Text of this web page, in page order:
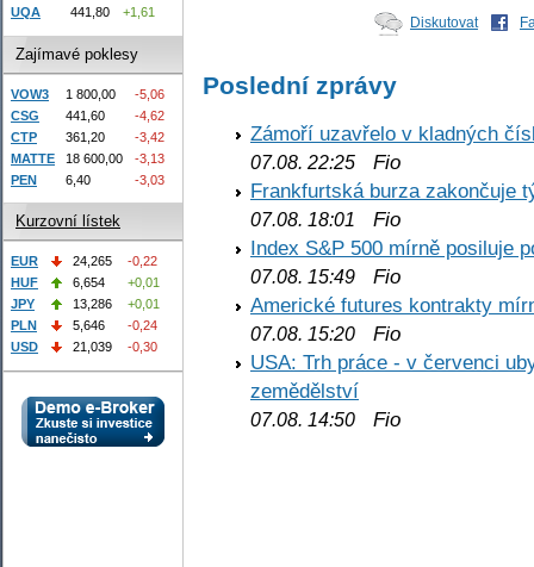
Diskutovat
Poslední zprávy
Zámoří uzavřelo v kladných
07.08. 22:25 Fio
Frankfurtská burza zakončuje
07.08. 18:01
Fio
Index S&P 500 mírně posiluje
07.08. 15:49 Fio
Americké futures kontrakty
07.08. 15:20 Fio
USA: Trh práce - v červenci
zemědělství
07.08. 14:50 Fio
UQA
441,80 +1,61
Zajímavé poklesy
VOW3 1 800,00
-5,06
CSG
441,60
-4,62
CTP
361,20
-3,42
MATTE
18 600,00
-3,13
PEN
6,40 -3,03
Kurzovní lístek
EUR 24,265
-0,22
HUF
6,654
+0,01
JPY
13,286
+0,01
PLN
5,646
-0,24
USD
21,039 -0,30